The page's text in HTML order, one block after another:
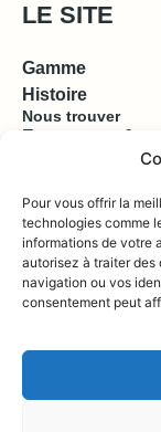
Pour vous offrir la
technologies comme
informations de votre
autorisez à traiter des
navigation ou vos
consentement peut
LE SITE
Gamme
Histoire
Nous trouver
Espace pro &
EN
Contact
Compte
Boutique